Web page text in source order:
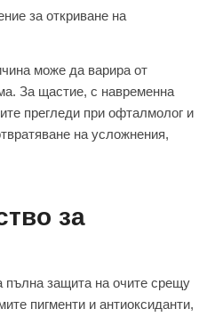
за откриване на
може да варира от
За щастие, с навременна
прегледи при офталмолог и
на усложнения,
за
пълна защита на очите срещу
пигменти и антиоксиданти,